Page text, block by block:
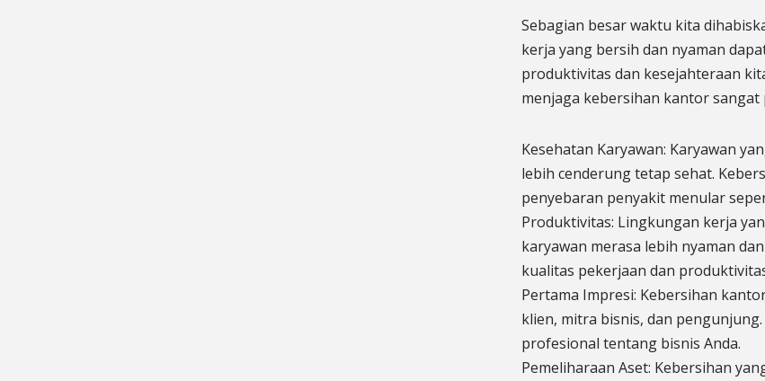
Sebagian besar waktu kita
kerja yang bersih dan nyaman
produktivitas dan kesejahteraan
menjaga kebersihan kantor sangat
Kesehatan Karyawan: Karyawan
lebih cenderung tetap sehat.
penyebaran penyakit menular
Produktivitas: Lingkungan kerja
karyawan merasa lebih nyaman
kualitas pekerjaan dan
Pertama Impresi: Kebersihan
klien, mitra bisnis, dan
profesional tentang bisnis Anda.
Pemeliharaan Aset: Kebersihan